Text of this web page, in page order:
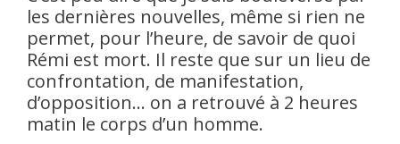
les dernières nouvelles, même si rien ne
permet, pour l’heure, de savoir de quoi
Rémi est mort. Il reste que sur un lieu de
confrontation, de manifestation,
d’opposition… on a retrouvé à 2 heures
matin le corps d’un homme.